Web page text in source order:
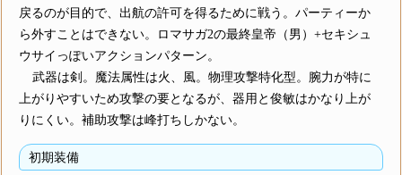
戻るのが目的で、出航の許可を得るために戦う。パーティーか
ら外すことはできない。ロマサガ2の最終皇帝（男）+セキシュ
ウサイっぽいアクションパターン。
武器は剣。魔法属性は火、風。物理攻撃特化型。腕力が特に
上がりやすいため攻撃の要となるが、器用と俊敏はかなり上が
りにくい。補助攻撃は峰打ちしかない。
初期装備